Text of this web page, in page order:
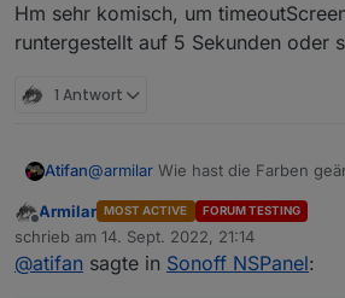
wieder aktiv.
Umgehen könnte man das
ausgelöst wird, der Timer
Hm sehr komisch, um
runtergestellt auf 5 Sekunden oder
1 Antwort
Atifan@armilar Wie hast die Farben
mache, die Farbe ist immer weiß.
Offline
Armilar MOST ACTIVE FORUM TESTING
schrieb am 14. Sept. 2022, 21:14
zuletzt editiert von
@atifan sagte in Sonoff NSPanel: